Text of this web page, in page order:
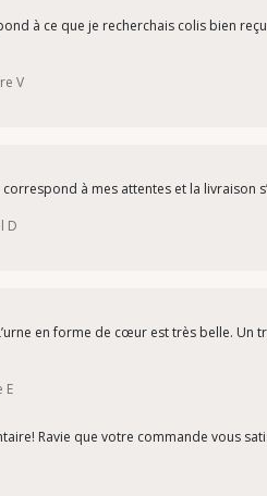
à ce que je recherchais colis bien
V
à mes attentes et la livraison
D
en forme de cœur est très belle.
E
Ravie que votre commande vous